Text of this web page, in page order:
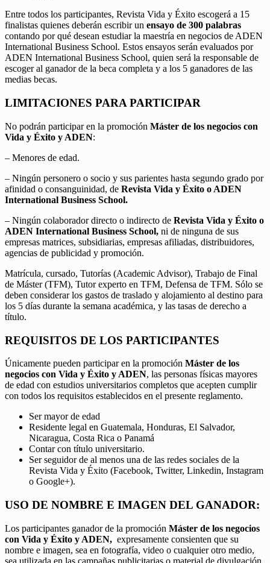
Entre todos los participantes, Revista Vida y Éxito escogerá a 15
finalistas quienes deberán escribir un ensayo de 300 palabras
contando por qué desean estudiar la maestría en negocios de ADEN
International Business School. Estos ensayos serán evaluados por
ADEN International Business School, quien será la responsable de
escoger al ganador de la beca completa y a los 5 ganadores de las
medias becas.
LIMITACIONES PARA PARTICIPAR
No podrán participar en la promoción Máster de los negocios con
Vida y Éxito y ADEN:
– Menores de edad.
– Ningún personero o socio y sus parientes hasta segundo grado por
afinidad o consanguinidad, de Revista Vida y Éxito o ADEN
International Business School.
– Ningún colaborador directo o indirecto de Revista Vida y Éxito o
ADEN International Business School, ni de ninguna de sus
empresas matrices, subsidiarias, empresas afiliadas, distribuidores,
agencias de publicidad y promoción.
Matrícula, cursado, Tutorías (Academic Advisor), Trabajo de Final
de Máster (TFM), Tutor experto en TFM, Defensa de TFM. Sólo se
deben considerar los gastos de traslado y alojamiento al destino para
los 5 días durante la semana académica, y las tasas de derecho a
título.
REQUISITOS DE LOS PARTICIPANTES
Únicamente pueden participar en la promoción Máster de los
negocios con Vida y Éxito y ADEN, las personas físicas mayores
de edad con estudios universitarios completos que acepten cumplir
con todos los requisitos establecidos en el presente reglamento.
Ser mayor de edad
Residente legal en Guatemala, Honduras, El Salvador,
Nicaragua, Costa Rica o Panamá
Contar con título universitario.
Ser seguidor de al menos una de las redes sociales de la
Revista Vida y Éxito (Facebook, Twitter, Linkedin, Instagram
o Google+).
USO DE NOMBRE E IMAGEN DEL GANADOR:
Los participantes ganador de la promoción Máster de los negocios
con Vida y Éxito y ADEN, expresamente consienten que su
nombre e imagen, sea en fotografía, video o cualquier otro medio,
sea utilizada en las campañas publicitarias o material de divulgación